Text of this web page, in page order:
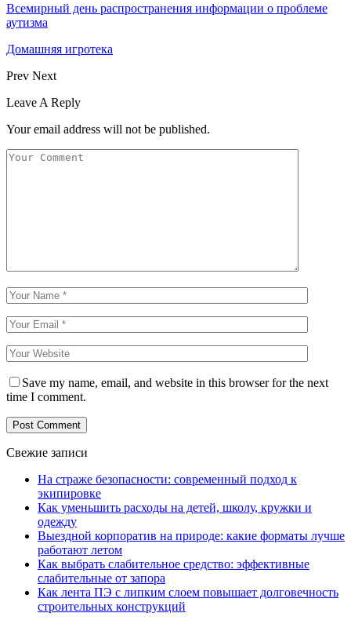
Всемирный день распространения информации о проблеме
аутизма
Домашняя игротека
Prev Next
Leave A Reply
Your email address will not be published.
Save my name, email, and website in this browser for the next
time I comment.
Свежие записи
На страже безопасности: современный подход к
экипировке
Как уменьшить расходы на детей, школу, кружки и
одежду
Выездной корпоратив на природе: какие форматы лучше
работают летом
Как выбрать слабительное средство: эффективные
слабительные от запора
Как лента ПЭ с липким слоем повышает долговечность
строительных конструкций